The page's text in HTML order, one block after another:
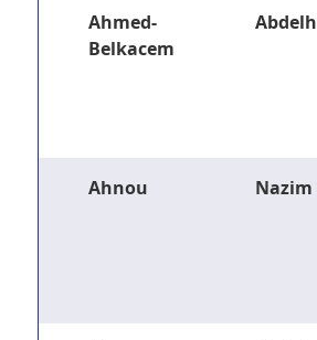
Ahmed-
Belkacem
Ahnou Nazim